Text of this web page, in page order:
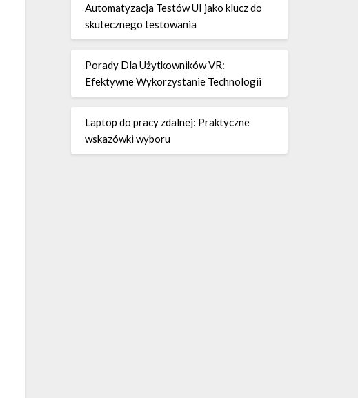
Automatyzacja Testów UI jako klucz do
skutecznego testowania
Porady Dla Użytkowników VR:
Efektywne Wykorzystanie Technologii
Laptop do pracy zdalnej: Praktyczne
wskazówki wyboru